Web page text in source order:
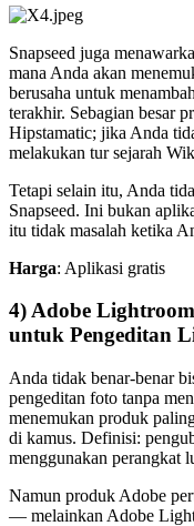
Snapseed juga
mana Anda akan
berusaha untuk
terakhir. Sebagian besar
Hipstamatic; jika Anda
melakukan tur sejarah
Tetapi selain itu, Anda
Snapseed. Ini bukan
itu tidak masalah ketika
Harga: Aplikasi gratis
4) Adobe
untuk Pengeditan
Anda tidak benar-benar
pengeditan foto tanpa
menemukan produk
di kamus. Definisi:
menggunakan perangkat
Namun produk Adobe
— melainkan Adobe